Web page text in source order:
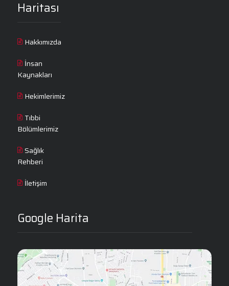
Haritası
Hakkımızda
İnsan
Kaynakları
Hekimlerimiz
Tıbbi
Bölümlerimiz
Sağlık
Rehberi
İletişim
Google Harita